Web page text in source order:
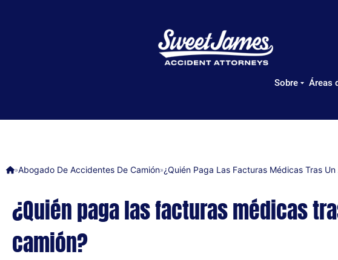
Sobre Áreas
»Abogado De Accidentes De Camión»¿Quién Paga Las Facturas Médicas Tras
¿Quién paga las facturas médicas
camión?